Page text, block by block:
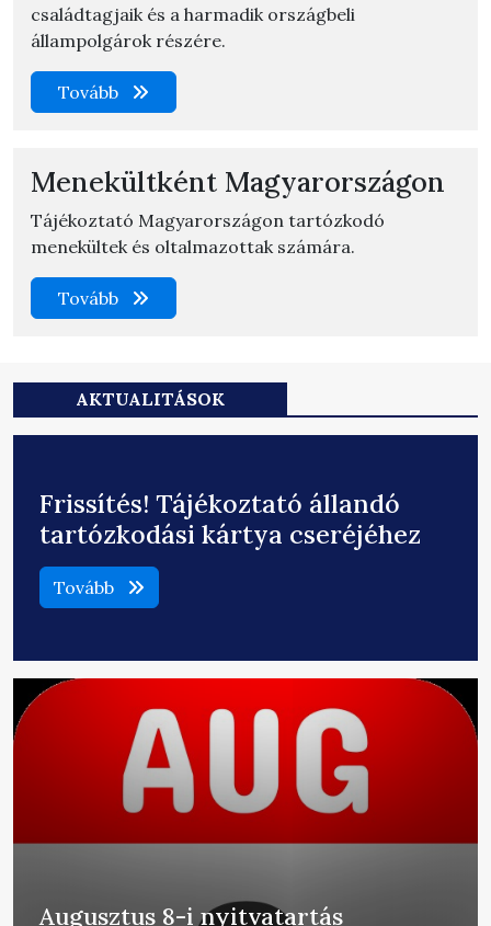
családtagjaik és a harmadik országbeli
állampolgárok részére.
Tovább
Menekültként Magyarországon
Tájékoztató Magyarországon tartózkodó
menekültek és oltalmazottak számára.
Tovább
AKTUALITÁSOK
Frissítés! Tájékoztató állandó
tartózkodási kártya cseréjéhez
Tovább
Augusztus 8-i nyitvatartás